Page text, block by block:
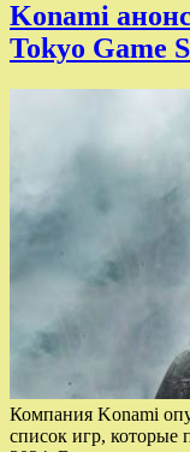
Konami
Tokyo Game
Компания Konami
список игр, которые